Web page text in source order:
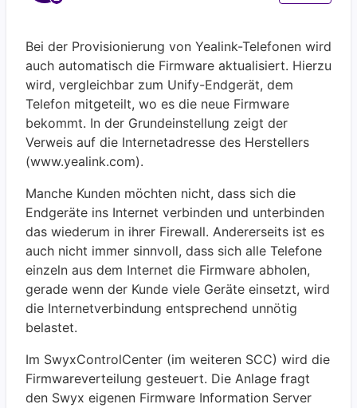
Bei der Provisionierung von Yealink-Telefonen wird
auch automatisch die Firmware aktualisiert. Hierzu
wird, vergleichbar zum Unify-Endgerät, dem
Telefon mitgeteilt, wo es die neue Firmware
bekommt. In der Grundeinstellung zeigt der
Verweis auf die Internetadresse des Herstellers
(www.yealink.com).
Manche Kunden möchten nicht, dass sich die
Endgeräte ins Internet verbinden und unterbinden
das wiederum in ihrer Firewall. Andererseits ist es
auch nicht immer sinnvoll, dass sich alle Telefone
einzeln aus dem Internet die Firmware abholen,
gerade wenn der Kunde viele Geräte einsetzt, wird
die Internetverbindung entsprechend unnötig
belastet.
Im SwyxControlCenter (im weiteren SCC) wird die
Firmwareverteilung gesteuert. Die Anlage fragt
den Swyx eigenen Firmware Information Server